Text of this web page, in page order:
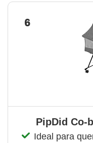
6
PipDid Co-
Ideal para